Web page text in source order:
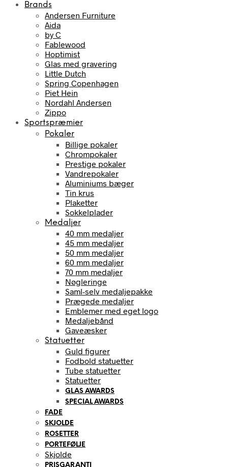
Brands
Andersen Furniture
Aida
by C
Fablewood
Hoptimist
Glas med gravering
Little Dutch
Spring Copenhagen
Piet Hein
Nordahl Andersen
Zippo
Sportspræmier
Pokaler
Billige pokaler
Chrompokaler
Prestige pokaler
Vandrepokaler
Aluminiums bæger
Tin krus
Plaketter
Sokkelplader
Medaljer
40 mm medaljer
45 mm medaljer
50 mm medaljer
60 mm medaljer
70 mm medaljer
Nøgleringe
Saml-selv medaljepakke
Prægede medaljer
Emblemer med eget logo
Medaljebånd
Gaveæsker
Statuetter
Guld figurer
Fodbold statuetter
Tube statuetter
Statuetter
GLAS AWARDS
SPECIAL AWARDS
FADE
SKJOLDE
ROSETTER
PORTEFØLJE
Skjolde
PRISGARANTI